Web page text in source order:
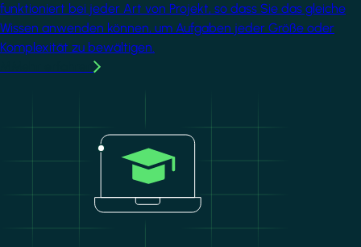
funktioniert bei jeder Art von Projekt, so dass Sie das gleiche
Wissen anwenden können, um Aufgaben jeder Größe oder
Komplexität zu bewältigen.